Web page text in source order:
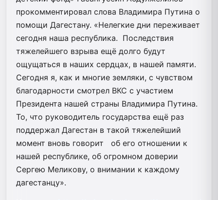
прокомментировал слова Владимира Путина о
помощи Дагестану. «Нелегкие дни переживает
сегодня наша республика. Последствия
тяжелейшего взрыва ещё долго будут
ощущаться в наших сердцах, в нашей памяти.
Сегодня я, как и многие земляки, с чувством
благодарности смотрел ВКС с участием
Президента нашей страны Владимира Путина.
То, что руководитель государства ещё раз
поддержал Дагестан в такой тяжелейший
момент вновь говорит об его отношении к
нашей республике, об огромном доверии
Сергею Меликову, о внимании к каждому
дагестанцу».